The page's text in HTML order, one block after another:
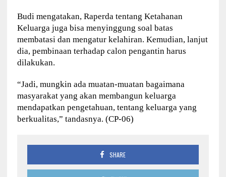
Budi mengatakan, Raperda tentang Ketahanan
Keluarga juga bisa menyinggung soal batas
membatasi dan mengatur kelahiran. Kemudian, lanjut
dia, pembinaan terhadap calon pengantin harus
dilakukan.
“Jadi, mungkin ada muatan-muatan bagaimana
masyarakat yang akan membangun keluarga
mendapatkan pengetahuan, tentang keluarga yang
berkualitas,” tandasnya. (CP-06)
SHARE